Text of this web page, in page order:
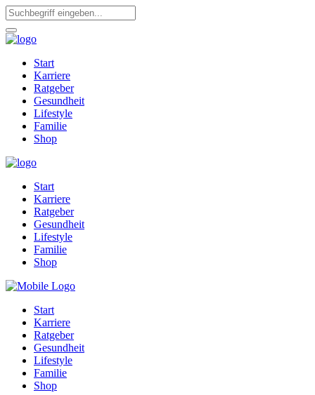
Start
Karriere
Ratgeber
Gesundheit
Lifestyle
Familie
Shop
Start
Karriere
Ratgeber
Gesundheit
Lifestyle
Familie
Shop
Start
Karriere
Ratgeber
Gesundheit
Lifestyle
Familie
Shop